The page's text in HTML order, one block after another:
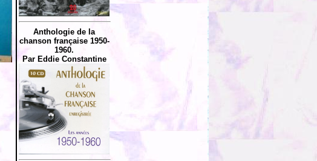
Anthologie de la
chanson française 1950-
1960.
Par Eddie Constantine